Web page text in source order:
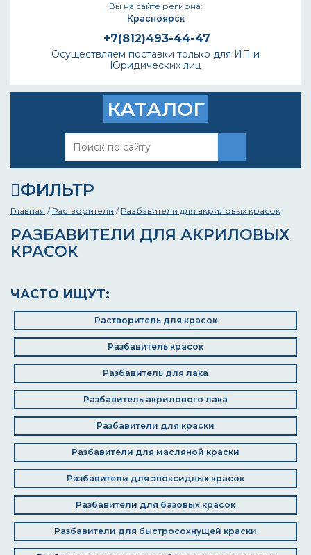
Вы на сайте региона:
Красноярск
+7(812)493-44-47
Осуществляем поставки только для ИП и
Юридических лиц
КАТАЛОГ
ФИЛЬТР
Главная / Растворители / Разбавители для акриловых красок
РАЗБАВИТЕЛИ ДЛЯ АКРИЛОВЫХ
КРАСОК
ЧАСТО ИЩУТ:
Растворитель для красок
Разбавитель красок
Разбавитель для лака
Разбавитель акрилового лака
Разбавители для краски
Разбавители для масляной краски
Разбавители для эпоксидных красок
Разбавители для базовых красок
Разбавители для быстросохнущей краски